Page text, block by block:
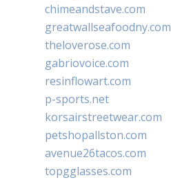
chimeandstave.com
greatwallseafoodny.com
theloverose.com
gabriovoice.com
resinflowart.com
p-sports.net
korsairstreetwear.com
petshopallston.com
avenue26tacos.com
topgglasses.com